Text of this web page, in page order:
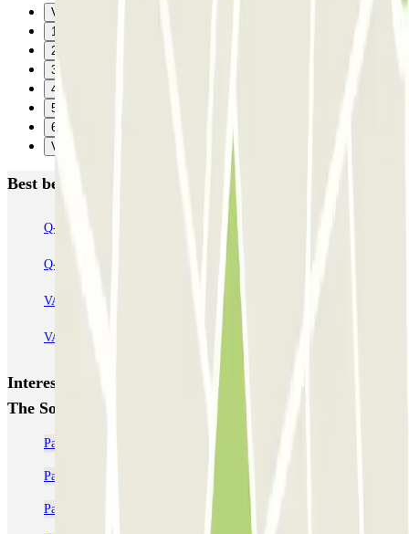
Vorige
1
2
3
4
5
6
Verzenden
Best beoordeelde parkeergarages in Amsterdam
Q-Park Nieuwendijk Q-Park Europarking
Q-Park Oostpoort Q-Park Museumplein
VALET - NEMO Science Museum VALET - Jodenbreestraat, 4
VALET - Stadsschouwburg Amsterdam
Interessante plaatsen en evenementen dichtbij Parkbee
The Social Hub Amsterdam City
Parkeren bij Carré? Reserveer je plek online | Parclick
Parkeren De Pijp | Goedkope parkeergarage reserveren
Parkeren bij ARTIS? Reserveer je plek en bespaar stress | Parclick